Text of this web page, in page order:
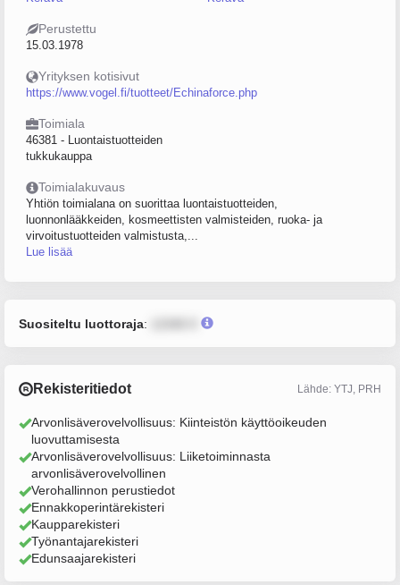
Perustettu
15.03.1978
Yrityksen kotisivut
https://www.vogel.fi/tuotteet/Echinaforce.php
Toimiala
46381 - Luontaistuotteiden
tukkukauppa
Toimialakuvaus
Yhtiön toimialana on suorittaa luontaistuotteiden,
luonnonlääkkeiden, kosmeettisten valmisteiden, ruoka- ja
virvoitustuotteiden valmistusta,...
Lue lisää
Suositeltu luottoraja:
Rekisteritiedot Lähde: YTJ, PRH
Arvonlisäverovelvollisuus: Kiinteistön käyttöoikeuden
luovuttamisesta
Arvonlisäverovelvollisuus: Liiketoiminnasta
arvonlisäverovelvollinen
Verohallinnon perustiedot
Ennakkoperintärekisteri
Kaupparekisteri
Työnantajarekisteri
Edunsaajarekisteri